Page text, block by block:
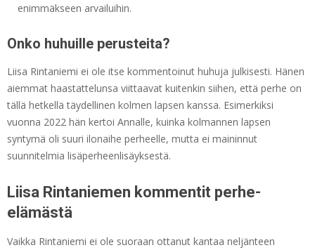
enimmäkseen arvailuihin.
Onko huhuille perusteita?
Liisa Rintaniemi ei ole itse kommentoinut huhuja julkisesti. Hänen
aiemmat haastattelunsa viittaavat kuitenkin siihen, että perhe on
tällä hetkellä täydellinen kolmen lapsen kanssa. Esimerkiksi
vuonna 2022 hän kertoi Annalle, kuinka kolmannen lapsen
syntymä oli suuri ilonaihe perheelle, mutta ei maininnut
suunnitelmia lisäperheenlisäyksestä.
Liisa Rintaniemen kommentit perhe-
elämästä
Vaikka Rintaniemi ei ole suoraan ottanut kantaa neljänteen